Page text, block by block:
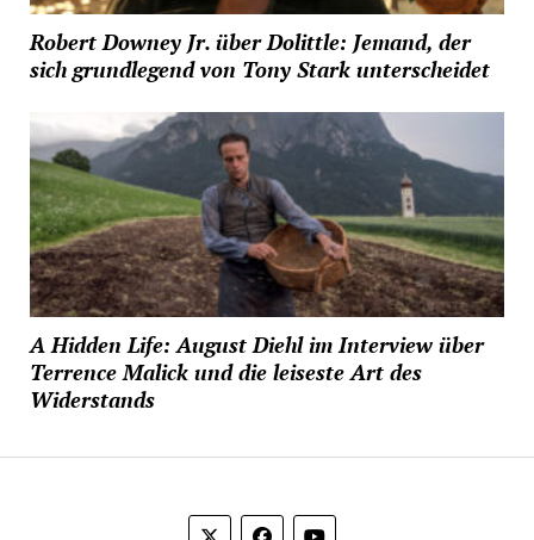
Robert Downey Jr. über Dolittle: Jemand, der
sich grundlegend von Tony Stark unterscheidet
A Hidden Life: August Diehl im Interview über
Terrence Malick und die leiseste Art des
Widerstands